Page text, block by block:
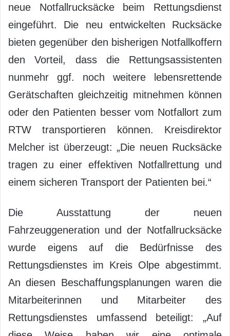
neue Notfallrucksäcke beim Rettungsdienst
eingeführt. Die neu entwickelten Rucksäcke
bieten gegenüber den bisherigen Notfallkoffern
den Vorteil, dass die Rettungsassistenten
nunmehr ggf. noch weitere lebensrettende
Gerätschaften gleichzeitig mitnehmen können
oder den Patienten besser vom Notfallort zum
RTW transportieren können. Kreisdirektor
Melcher ist überzeugt: „Die neuen Rucksäcke
tragen zu einer effektiven Notfallrettung und
einem sicheren Transport der Patienten bei.“
Die Ausstattung der neuen
Fahrzeuggeneration und der Notfallrucksäcke
wurde eigens auf die Bedürfnisse des
Rettungsdienstes im Kreis Olpe abgestimmt.
An diesen Beschaffungsplanungen waren die
Mitarbeiterinnen und Mitarbeiter des
Rettungsdienstes umfassend beteiligt: „Auf